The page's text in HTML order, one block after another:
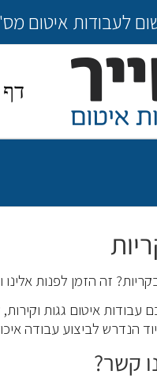
ליעוץ מקצועי ללא עלות חייגו 072-265-7516
זה הזמן לפנות
עבודות איטום גגות
הנדרש לביצוע עבודה
קשר?